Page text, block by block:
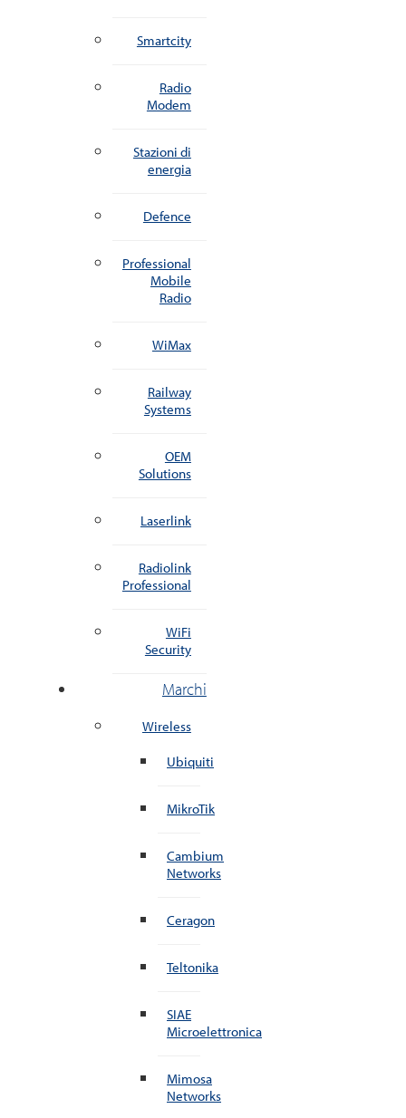
Smartcity
Radio
Modem
Stazioni di
energia
Defence
Professional
Mobile
Radio
WiMax
Railway
Systems
OEM
Solutions
Laserlink
Radiolink
Professional
WiFi
Security
Marchi
Wireless
Ubiquiti
MikroTik
Cambium
Networks
Ceragon
Teltonika
SIAE
Microelettronica
Mimosa
Networks